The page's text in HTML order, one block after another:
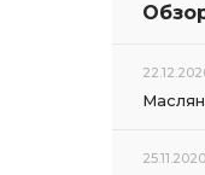
25.11.2020